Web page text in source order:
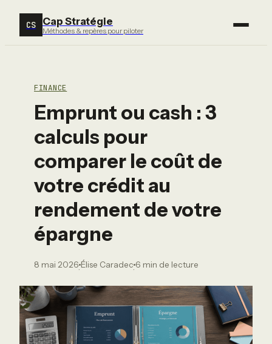
CS Cap Stratégie
Méthodes & repères pour piloter
FINANCE
Emprunt ou cash : 3
calculs pour
comparer le coût de
votre crédit au
rendement de votre
épargne
8 mai 2026
·
Élise Caradec
·
6 min de lecture